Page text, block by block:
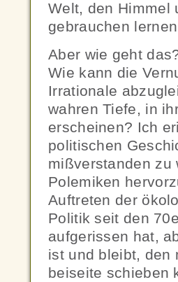
Welt, den Himmel
gebrauchen
Aber wie geht
Wie kann die
Irrationale
wahren Tiefe, in
erscheinen? Ich
politischen
mißverstanden zu
Polemiken
Auftreten der
Politik seit den
aufgerissen hat,
ist und bleibt, den
beiseite schieben